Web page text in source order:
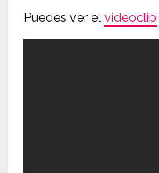
Puedes ver el videoclip